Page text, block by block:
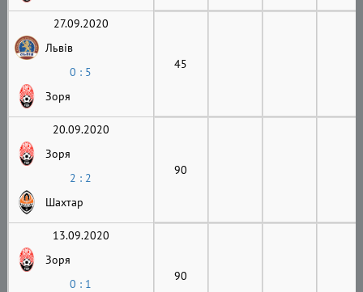
27.09.2020
Львів
0 : 5
Зоря
45
20.09.2020
Зоря
2 : 2
Шахтар
90
13.09.2020
Зоря
0 : 1
90